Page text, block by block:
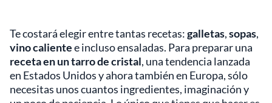
Te costará elegir entre tantas recetas:galletas,sopas,
vino calientee incluso ensaladas. Para preparar una
receta en un tarro de cristal, una tendencia lanzada
en Estados Unidos y ahora también en Europa, sólo
necesitas unos cuantos ingredientes, imaginación y